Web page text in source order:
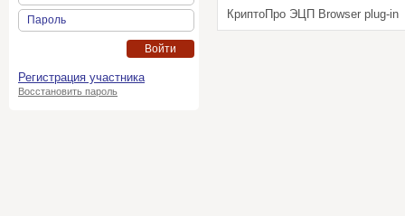
Пароль
Войти
Регистрация участника
Восстановить пароль
КриптоПро ЭЦП Browser plug-in